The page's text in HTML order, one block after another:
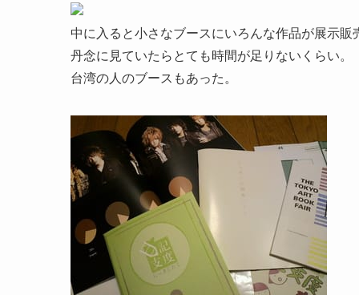
中に入ると小さなブースにいろんな作品が展示販
丹念に見ていたらとても時間が足りないくらい。
台湾の人のブースもあった。